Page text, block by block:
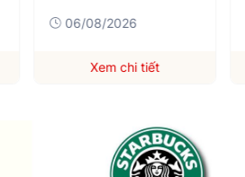
06/08/2026
Xem chi tiết